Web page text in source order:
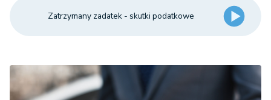
Zatrzymany zadatek - skutki podatkowe